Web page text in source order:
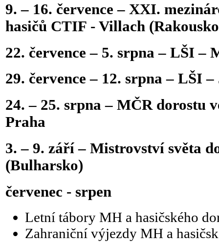
9. – 16. července – XXI.
hasičů CTIF - Villach
22. července – 5. srpna – LŠI –
29. července – 12. srpna – LŠI
24. – 25. srpna – MČR dorostu
Praha
3. – 9. září – Mistrovství světa
(Bulharsko)
červenec - srpen
Letní tábory MH a hasičského
Zahraniční výjezdy MH a